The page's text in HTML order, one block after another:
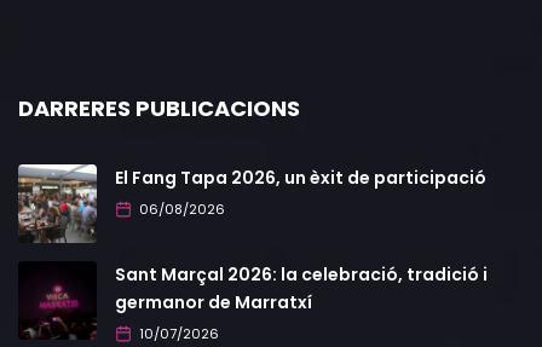
DARRERES PUBLICACIONS
El Fang Tapa 2026, un èxit de participació
06/08/2026
Sant Marçal 2026: la celebració, tradició i
germanor de Marratxí
10/07/2026